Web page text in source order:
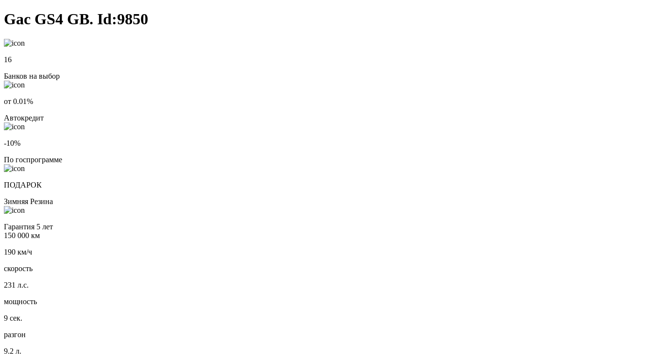
Gac GS4 GB. Id:9850
16
Банков на выбор
от 0.01%
Автокредит
-10%
По госпрограмме
ПОДАРОК
Зимняя Резина
Гарантия 5 лет
150 000 км
190 км/ч
скорость
231 л.с.
мощность
9 сек.
разгон
9.2 л.